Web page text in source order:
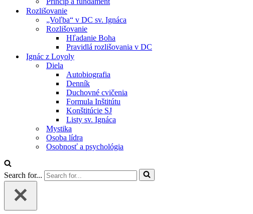
Rozlišovanie
„Voľba“ v DC sv. Ignáca
Rozlišovanie
Hľadanie Boha
Pravidlá rozlišovania v DC
Ignác z Loyoly
Diela
Autobiografia
Denník
Duchovné cvičenia
Formula Inštitútu
Konštitúcie SJ
Listy sv. Ignáca
Mystika
Osoba lídra
Osobnosť a psychológia
Search for...